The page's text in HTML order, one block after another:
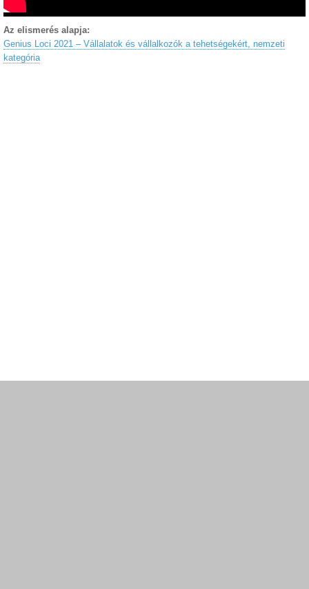
Az elismerés alapja:
Genius Loci 2021 – Vállalatok és vállalkozók a tehetségekért, nemzeti
kategória